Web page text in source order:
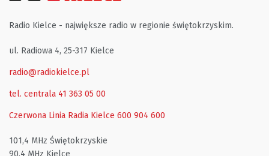
Radio Kielce - największe radio w regionie świętokrzyskim.
ul. Radiowa 4, 25-317 Kielce
radio@radiokielce.pl
tel. centrala 41 363 05 00
Czerwona Linia Radia Kielce 600 904 600
101,4 MHz Świętokrzyskie
90,4 MHz Kielce